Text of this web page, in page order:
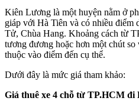
Kiên Lương là một huyện nằm ở
giáp với Hà Tiên và có nhiều
Tử, Chùa Hang. Khoảng cách từ
tương đương hoặc hơn một chút
thuộc vào điểm đến cụ thể.
Dưới đây là mức giá tham khảo:
Giá thuê xe 4 chỗ từ TP.HCM